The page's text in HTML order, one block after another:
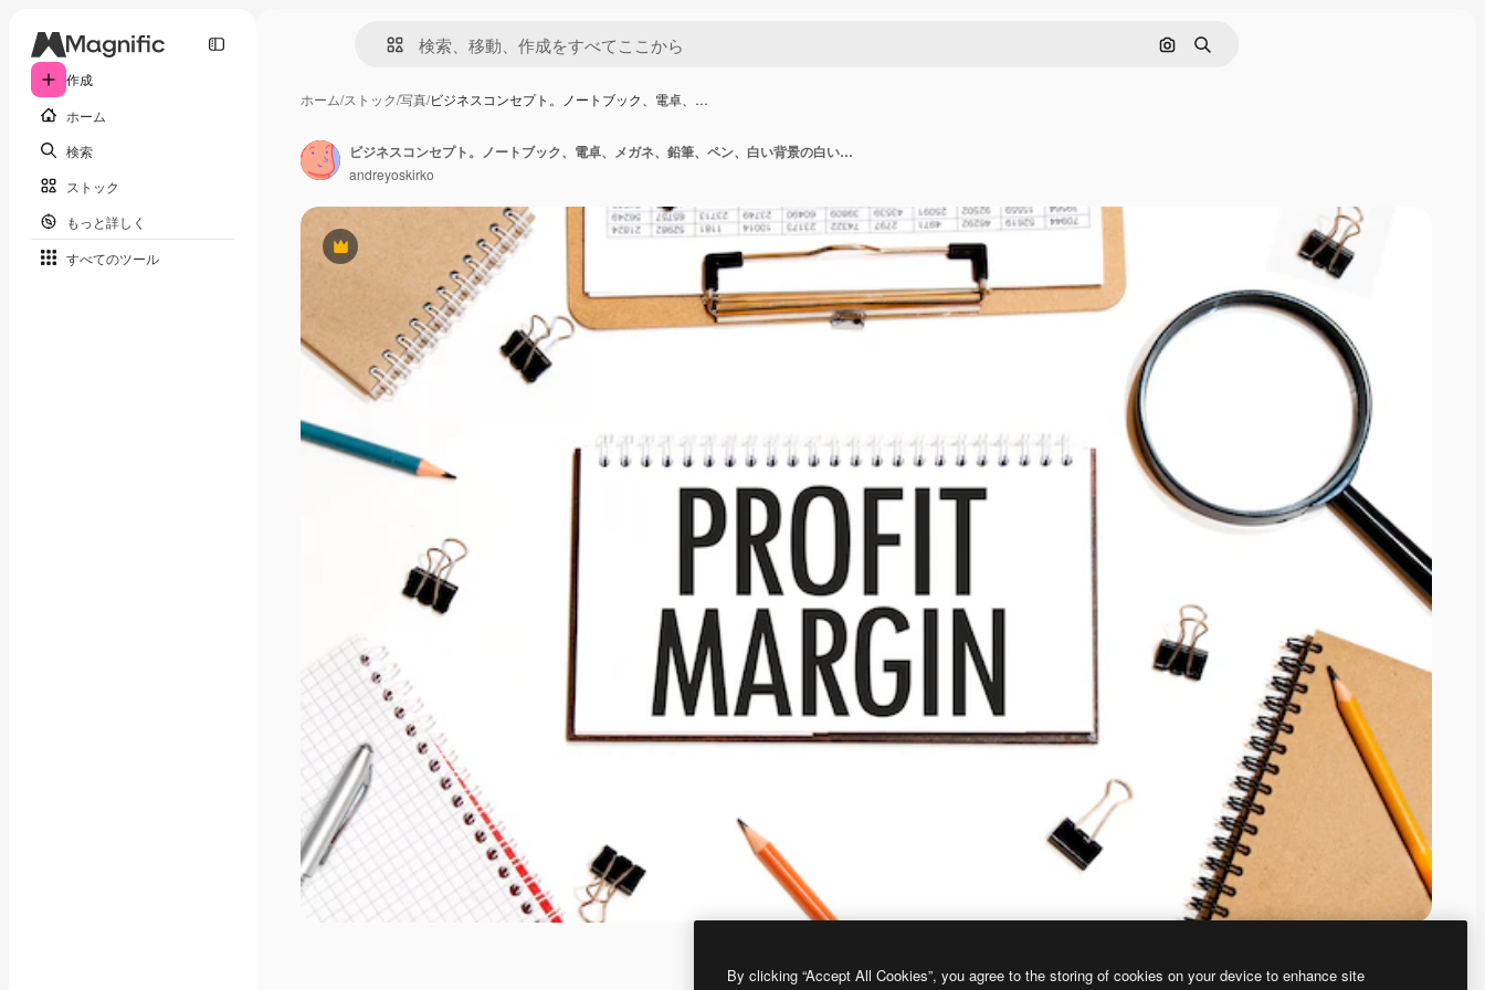
作成
ホーム
検索
ストック
もっと詳しく
すべてのツール
画像で検索
検索
ホーム/ストック/写真/ビジネスコンセプト。ノートブック、電卓、…
Premium
ビジネスコンセプト。ノートブック、電卓、メガネ、鉛筆、ペン、白い背景の白い紙のテキスト利益率シート
andreyoskirko
By clicking “Accept All Cookies”, you agree to the storing of cookies on your device to enhance site